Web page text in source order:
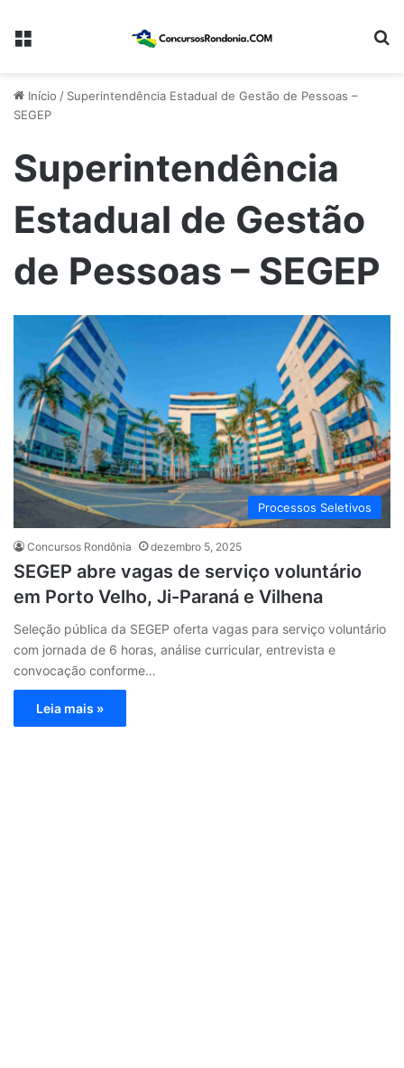
Menu
Início / Superintendência Estadual de Gestão de Pessoas –
SEGEP
Superintendência
Estadual de Gestão
de Pessoas – SEGEP
Processos Seletivos
Concursos Rondônia dezembro 5, 2025
SEGEP abre vagas de serviço voluntário
em Porto Velho, Ji-Paraná e Vilhena
Seleção pública da SEGEP oferta vagas para serviço voluntário
com jornada de 6 horas, análise curricular, entrevista e
convocação conforme…
Leia mais »